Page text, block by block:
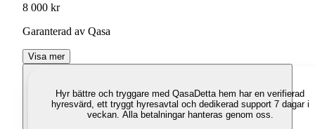
8 000 kr
Garanterad av Qasa
Visa mer
Hyr bättre och tryggare med QasaDetta hem har en verifierad
hyresvärd, ett tryggt hyresavtal och dedikerad support 7 dagar i
veckan. Alla betalningar hanteras genom oss.